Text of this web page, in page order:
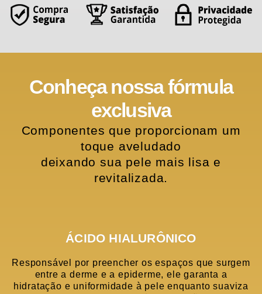
Conheça nossa fórmula
exclusiva
Componentes que proporcionam um
toque aveludado
deixando sua pele mais lisa e
revitalizada.
ÁCIDO HIALURÔNICO
Responsável por preencher os espaços que surgem
entre a derme e a epiderme, ele garanta a
hidratação e uniformidade à pele enquanto suaviza